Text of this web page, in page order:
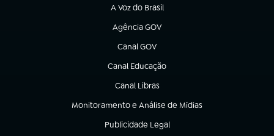
A Voz do Brasil
(abre em nova aba)
Agência GOV
(abre em nova aba)
Canal GOV
(abre em nova aba)
Canal Educação
(abre em nova aba)
Canal Libras
(abre em nova aba)
Monitoramento e Análise de Mídias
(abre em nova aba)
Publicidade Legal
(abre em nova aba)